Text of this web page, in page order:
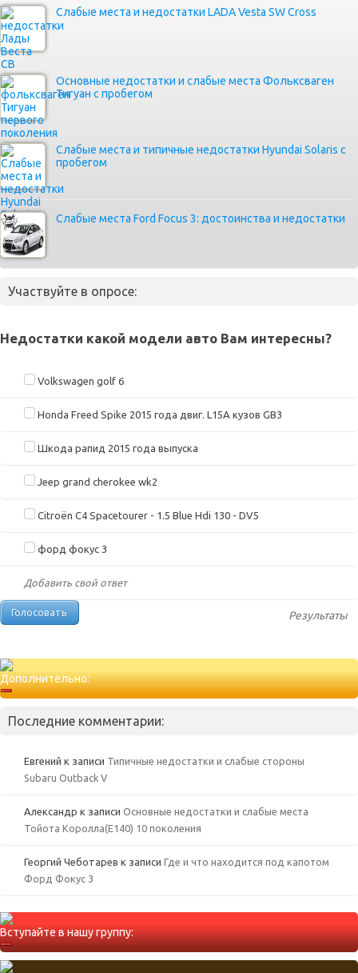
Слабые места и недостатки LADA Vesta SW Cross
Основные недостатки и слабые места Фольксваген
Тигуан с пробегом
Слабые места и типичные недостатки Hyundai Solaris с
пробегом
Слабые места Ford Focus 3: достоинства и недостатки
Участвуйте в опросе:
Недостатки какой модели авто Вам интересны?
Volkswagen golf 6
Honda Freed Spike 2015 года двиг. L15A кузов GB3
Шкода рапид 2015 года выпуска
Jeep grand cherokee wk2
Citroën C4 Spacetourer - 1.5 Blue Hdi 130 - DV5
форд фокус 3
Добавить свой ответ
Результаты
Дополнительно:
Последние комментарии:
Евгений к записи Типичные недостатки и слабые стороны
Subaru Outback V
Александр к записи Основные недостатки и слабые места
Тойота Королла(Е140) 10 поколения
Георгий Чеботарев к записи Где и что находится под капотом
Форд Фокус 3
Вступайте в нашу группу: